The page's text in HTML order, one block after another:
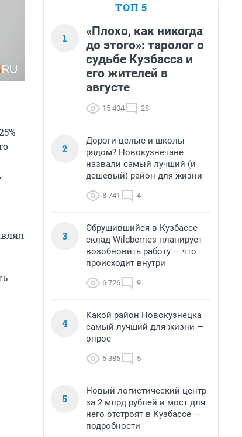
ТОП 5
1
«Плохо, как никогда
до этого»: таролог о
судьбе Кузбасса и
его жителей в
августе
15 404 28
2
Дороги целые и школы
рядом? Новокузнечане
назвали самый лучший (и
дешевый) район для жизни
8 741 4
3
Обрушившийся в Кузбассе
склад Wildberries планирует
возобновить работу — что
происходит внутри
6 726 9
4
Какой район Новокузнецка
самый лучший для жизни —
опрос
6 386 5
5
Новый логистический центр
за 2 млрд рублей и мост для
него отстроят в Кузбассе —
подробности